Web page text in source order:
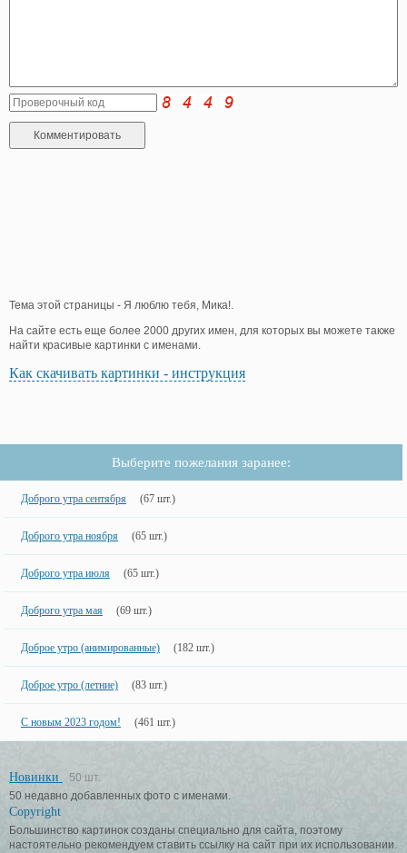
Тема этой страницы - Я люблю тебя, Мика!.
На сайте есть еще более 2000 других имен, для которых вы можете также
найти красивые картинки с именами.
Как скачивать картинки - инструкция
Выберите пожелания заранее:
Доброго утра сентября (67 шт.)
Доброго утра ноября (65 шт.)
Доброго утра июля (65 шт.)
Доброго утра мая (69 шт.)
Доброе утро (анимированные) (182 шт.)
Доброе утро (летние) (83 шт.)
С новым 2023 годом! (461 шт.)
Новинки
50 шт.
50 недавно добавленных фото с именами.
Copyright
Большинство картинок созданы специально для сайта, поэтому
настоятельно рекомендуем ставить ссылку на сайт при их использовании.